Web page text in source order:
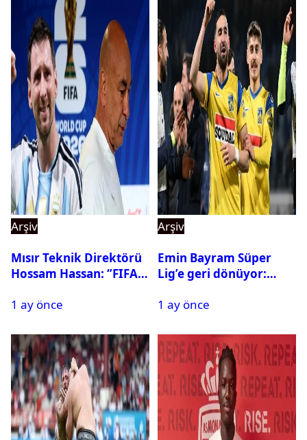
Arşiv
Mısır Teknik Direktörü
Hossam Hassan: ‘’FIFA,
istemiyor’’
1 ay önce
Arşiv
Emin Bayram Süper
Lig’e geri dönüyor:
1 ay önce